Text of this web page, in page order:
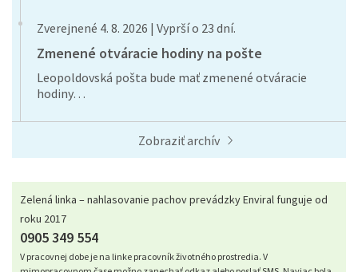
Zverejnené 4. 8. 2026 | Vyprší o 23 dní.
Zmenené otváracie hodiny na pošte
Leopoldovská pošta bude mať zmenené otváracie
hodiny…
Zobraziť archív
Zelená linka – nahlasovanie pachov prevádzky Enviral funguje od
roku 2017
0905 349 554
V pracovnej dobe je na linke pracovník životného prostredia. V